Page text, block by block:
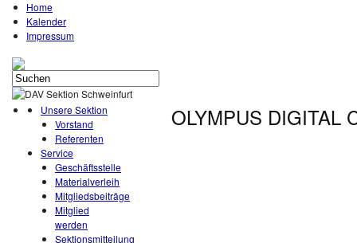
Home
Kalender
Impressum
Unsere Sektion
Vorstand
Referenten
Service
Geschäftsstelle
Materialverleih
Mitgliedsbeiträge
Mitglied
werden
Sektionsmitteilung
OLYMPUS DIGITAL